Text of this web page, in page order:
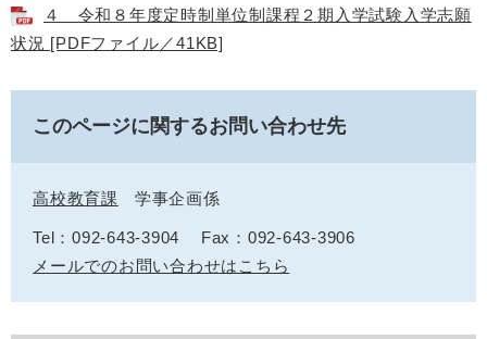
４ 令和８年度定時制単位制課程２期入学試験入学志願
状況 [PDFファイル／41KB]
このページに関するお問い合わせ先
高校教育課 学事企画係
Tel：092-643-3904
Fax：092-643-3906
メールでのお問い合わせはこちら